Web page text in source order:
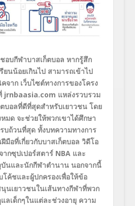
อบกีฬาบาสเก็ตบอล หากรู้สึก
ยนน้อยเกินไป สามารถเข้าไป
คจาก เว็บไซต์ทางการของโครง
jrnbaasia.com แหล่งรวบรวม
บอลที่ดีที่สุดสำหรับเยาวชน โดย
มด จะช่วยให้พวกเขาได้ศึกษา
บถ้วนที่สุด ทั้งบทความทางการ
ฝีมือที่เกี่ยวกับบาสเก็ตบอล วดโอ
ากซุปเปอร์สตาร์ NBA และ
นและนักกีฬาตำนาน นอกจากนี้
โค้ชและผู้ปกครองเพื่อให้ข้อ
นเยาวชนในเส้นทางกีฬาที่พวก
ลเด็กๆในแต่ละช่วงอายุ ความ